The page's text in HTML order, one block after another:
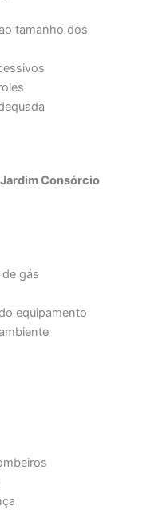
tamanho dos
Consórcio
gás
equipamento